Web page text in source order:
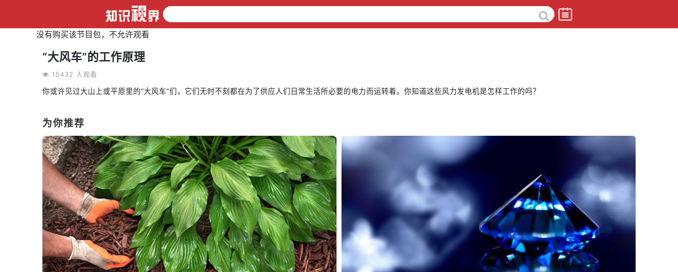
没有购买该节目包，不允许观看
“大风车”的工作原理
15432 人观看
你或许见过大山上或平原里的“大风车”们，它们无时不刻都在为了供应人们日常生活所必要的电力而运转着。你知道这些风力发电机是怎样工作的吗？
为你推荐